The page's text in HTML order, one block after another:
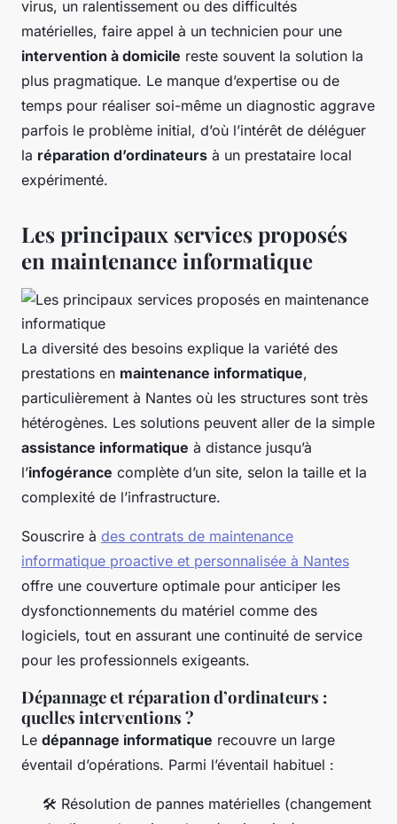
virus, un ralentissement ou des difficultés
matérielles, faire appel à un technicien pour une
intervention à domicile reste souvent la solution la
plus pragmatique. Le manque d’expertise ou de
temps pour réaliser soi-même un diagnostic aggrave
parfois le problème initial, d’où l’intérêt de déléguer
la réparation d’ordinateurs à un prestataire local
expérimenté.
Les principaux services proposés
en maintenance informatique
La diversité des besoins explique la variété des
prestations en maintenance informatique,
particulièrement à Nantes où les structures sont très
hétérogènes. Les solutions peuvent aller de la simple
assistance informatique à distance jusqu’à
l’infogérance complète d’un site, selon la taille et la
complexité de l’infrastructure.
Souscrire à des contrats de maintenance
informatique proactive et personnalisée à Nantes
offre une couverture optimale pour anticiper les
dysfonctionnements du matériel comme des
logiciels, tout en assurant une continuité de service
pour les professionnels exigeants.
Dépannage et réparation d’ordinateurs :
quelles interventions ?
Le dépannage informatique recouvre un large
éventail d’opérations. Parmi l’éventail habituel :
🛠️ Résolution de pannes matérielles (changement